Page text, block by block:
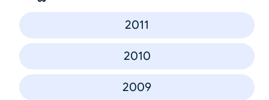
2011
2010
2009